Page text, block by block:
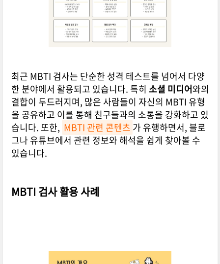
최근 MBTI 검사는 단순한 성격 테스트를 넘어서 다양
한 분야에서 활용되고 있습니다. 특히 소셜 미디어와의
결합이 두드러지며, 많은 사람들이 자신의 MBTI 유형
을 공유하고 이를 통해 친구들과의 소통을 강화하고 있
습니다. 또한, MBTI 관련 콘텐츠 가 유행하면서, 블로
그나 유튜브에서 관련 정보와 해석을 쉽게 찾아볼 수
있습니다.
MBTI 검사 활용 사례